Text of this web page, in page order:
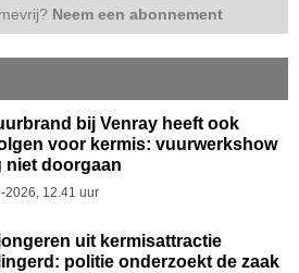
Neem een abonnement
bij Venray heeft ook
voor kermis: vuurwerkshow
niet doorgaan
2026, 12.41 uur
uit kermisattractie
politie onderzoekt de zaak